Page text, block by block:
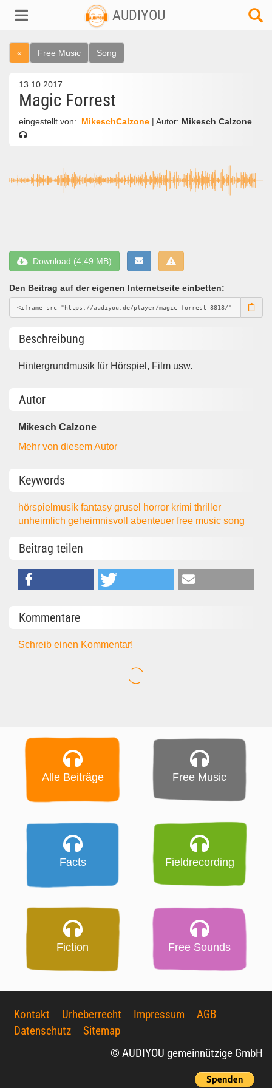
AUDIYOU
« Free Music Song
13.10.2017
Magic Forrest
eingestellt von: MikeschCalzone | Autor: Mikesch Calzone
Download (4,49 MB)
Den Beitrag auf der eigenen Internetseite einbetten:
Beschreibung
Hintergrundmusik für Hörspiel, Film usw.
Autor
Mikesch Calzone
Mehr von diesem Autor
Keywords
hörspielmusikfantasygrusel horror krimithriller
unheimlichgeheimnisvollabenteuerfree musicsong
Beitrag teilen
Kommentare
Schreib einen Kommentar!
Alle Beiträge Free Music
Facts Fieldrecording
Fiction Free Sounds
Kontakt Urheberrecht Impressum
AGB
Datenschutz
Sitemap
© AUDIYOU gemeinnützige GmbH